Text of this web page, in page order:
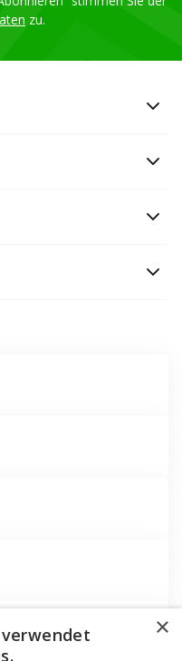
zu.
×